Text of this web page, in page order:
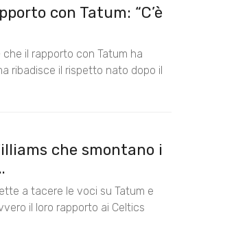
con Tatum: “C’è
che il rapporto con Tatum ha
ribadisce il rispetto nato dopo il
che smontano i
a tacere le voci su Tatum e
il loro rapporto ai Celtics